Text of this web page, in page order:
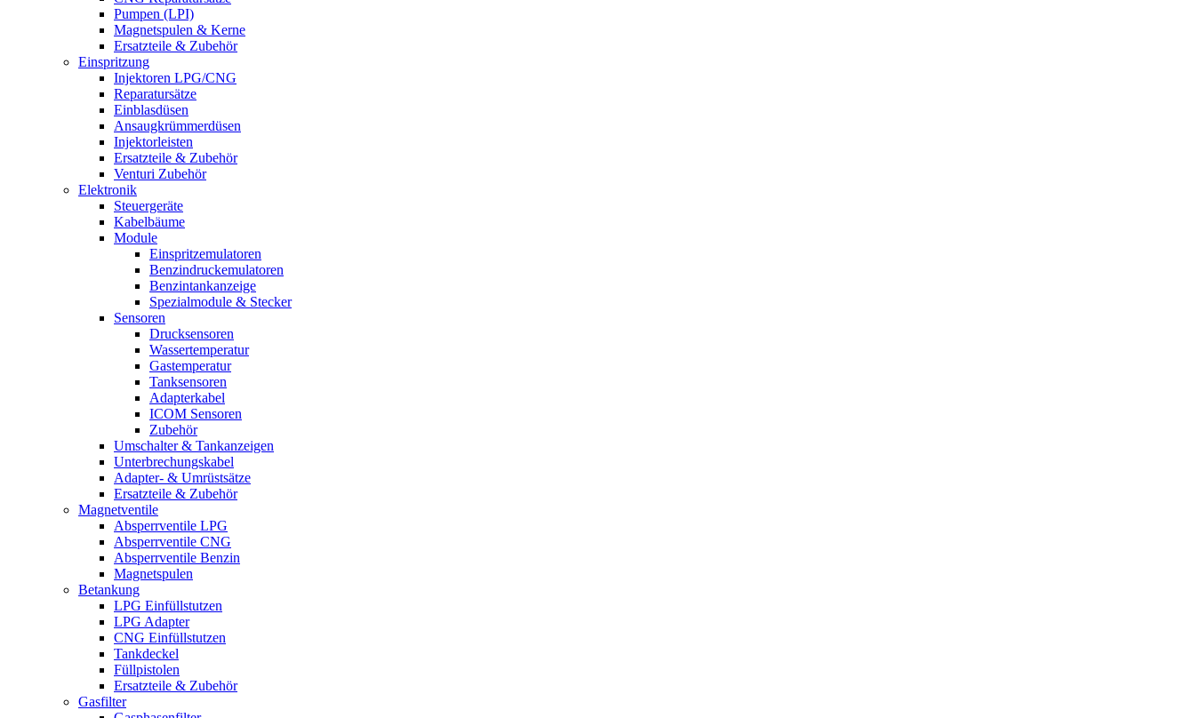
Pumpen (LPI)
Magnetspulen & Kerne
Ersatzteile & Zubehör
Einspritzung
Injektoren LPG/CNG
Reparatursätze
Einblasdüsen
Ansaugkrümmerdüsen
Injektorleisten
Ersatzteile & Zubehör
Venturi Zubehör
Elektronik
Steuergeräte
Kabelbäume
Module
Einspritzemulatoren
Benzindruckemulatoren
Benzintankanzeige
Spezialmodule & Stecker
Sensoren
Drucksensoren
Wassertemperatur
Gastemperatur
Tanksensoren
Adapterkabel
ICOM Sensoren
Zubehör
Umschalter & Tankanzeigen
Unterbrechungskabel
Adapter- & Umrüstsätze
Ersatzteile & Zubehör
Magnetventile
Absperrventile LPG
Absperrventile CNG
Absperrventile Benzin
Magnetspulen
Betankung
LPG Einfüllstutzen
LPG Adapter
CNG Einfüllstutzen
Tankdeckel
Füllpistolen
Ersatzteile & Zubehör
Gasfilter